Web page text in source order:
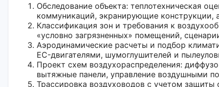
Обследование объекта: теплотехническая
коммуникаций, экранирующие конструкции,
Классификация зон и требования к
«условно загрязненных» помещений,
Аэродинамические расчеты и подбор
EC-двигателями, шумоглушителей и
Проект схем воздухораспределения:
вытяжные панели, управление воздушными
Трассировка воздуховодов с учетом защиты